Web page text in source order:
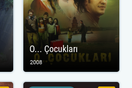
O... Çocukları
2008